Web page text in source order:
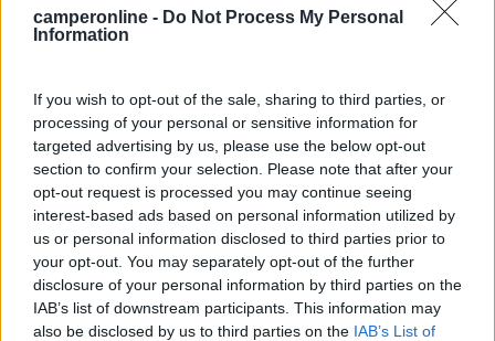
camperonline - Do Not Process My Personal
Information
If you wish to opt-out of the sale, sharing to third parties, or
processing of your personal or sensitive information for
targeted advertising by us, please use the below opt-out
section to confirm your selection. Please note that after your
opt-out request is processed you may continue seeing
interest-based ads based on personal information utilized by
us or personal information disclosed to third parties prior to
your opt-out. You may separately opt-out of the further
disclosure of your personal information by third parties on the
IAB’s list of downstream participants. This information may
also be disclosed by us to third parties on the IAB’s List of
Areaparking Canova
7,4 19
Servizi / Posizione
A 400 metri dal mare attraversando la pineta,
parcheggio ...